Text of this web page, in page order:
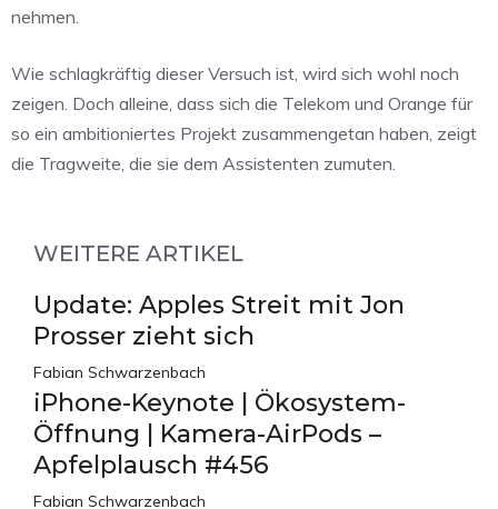
nehmen.
Wie schlagkräftig dieser Versuch ist, wird sich wohl noch
zeigen. Doch alleine, dass sich die Telekom und Orange für
so ein ambitioniertes Projekt zusammengetan haben, zeigt
die Tragweite, die sie dem Assistenten zumuten.
WEITERE ARTIKEL
Update: Apples Streit mit Jon
Prosser zieht sich
Fabian Schwarzenbach
iPhone-Keynote | Ökosystem-
Öffnung | Kamera-AirPods –
Apfelplausch #456
Fabian Schwarzenbach